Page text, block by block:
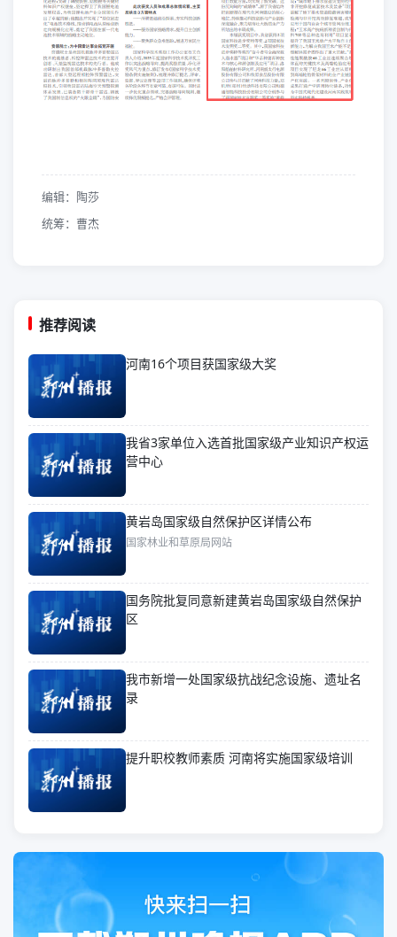
编辑：陶莎
统筹：曹杰
推荐阅读
河南16个项目获国家级大奖
我省3家单位入选首批国家级产业知识产权运
营中心
黄岩岛国家级自然保护区详情公布
国家林业和草原局网站
国务院批复同意新建黄岩岛国家级自然保护
区
我市新增一处国家级抗战纪念设施、遗址名
录
提升职校教师素质 河南将实施国家级培训